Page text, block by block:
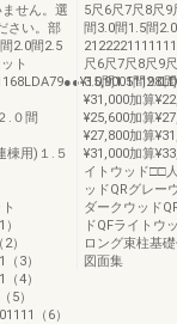
せん。選
さい。部
2.0間2.5
ト
.０間
棟用)１.５
）
3）
4）
5）
（6）
5尺6尺7尺8尺
間3.0間1.5間
尺6尺7尺8尺9
3.0間1.5間2.0
¥31,000加算
¥25,600加算
¥27,800加算
¥31,000加算
イトウッド□□
ッドQRグレー
ダークウッド
ドQFライトウ
ロング束柱基
図面集